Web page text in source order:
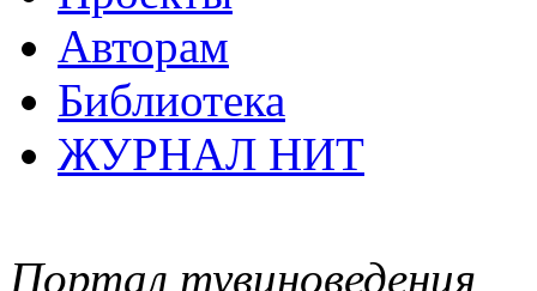
Авторам
Библиотека
ЖУРНАЛ НИТ
Портал тувиноведения